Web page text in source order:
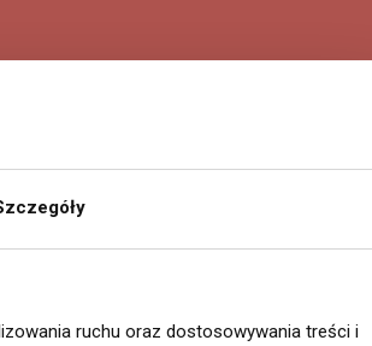
ruchu oraz dostosowywania treści i